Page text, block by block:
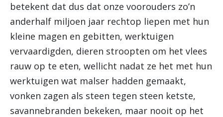
betekent dat dus dat onze voorouders zo’n
anderhalf miljoen jaar rechtop liepen met hun
kleine magen en gebitten, werktuigen
vervaardigden, dieren stroopten om het vlees
rauw op te eten, wellicht nadat ze het met hun
werktuigen wat malser hadden gemaakt,
vonken zagen als steen tegen steen ketste,
savannebranden bekeken, maar nooit op het